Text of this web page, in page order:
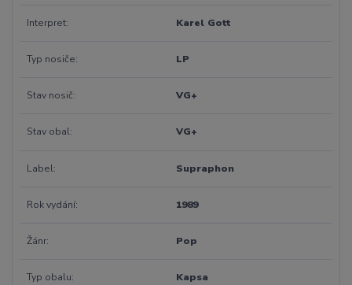
Interpret Karel Gott
Typ nosiče LP
Stav nosič VG+
Stav obal VG+
Label Supraphon
Rok vydání 1989
Žánr Pop
Typ obalu Kapsa